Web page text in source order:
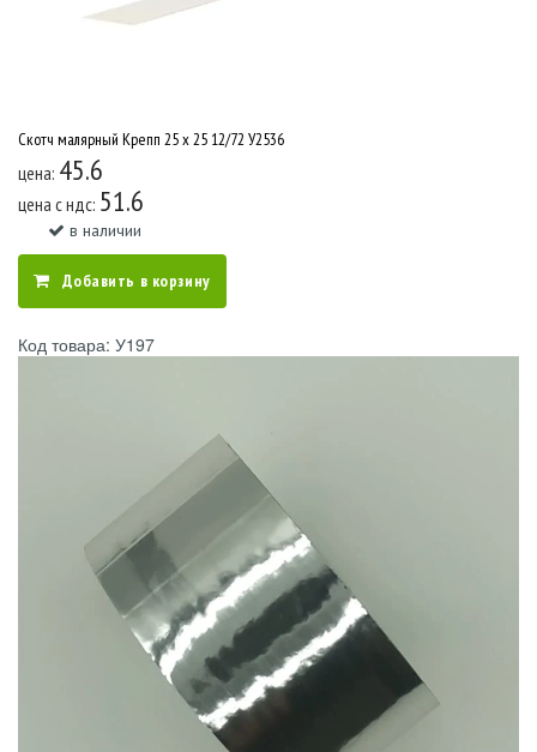
Скотч малярный Крепп 25 x 25 12/72 У2536
цена: 45.6
цена c ндс: 51.6
в наличии
Добавить в корзину
Код товара: У197